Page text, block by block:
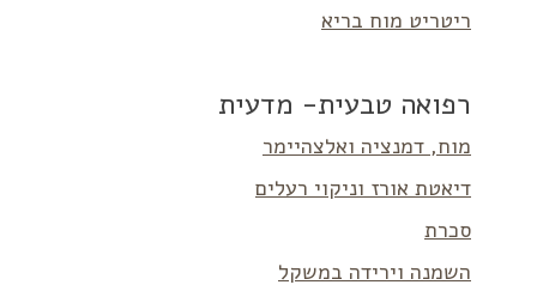
ריטריט מוח בריא
רפואה טבעית- מדעית
מוח, דמנציה ואלצהיימר
דיאטת אורז וניקוי רעלים
סכרת
השמנה וירידה במשקל